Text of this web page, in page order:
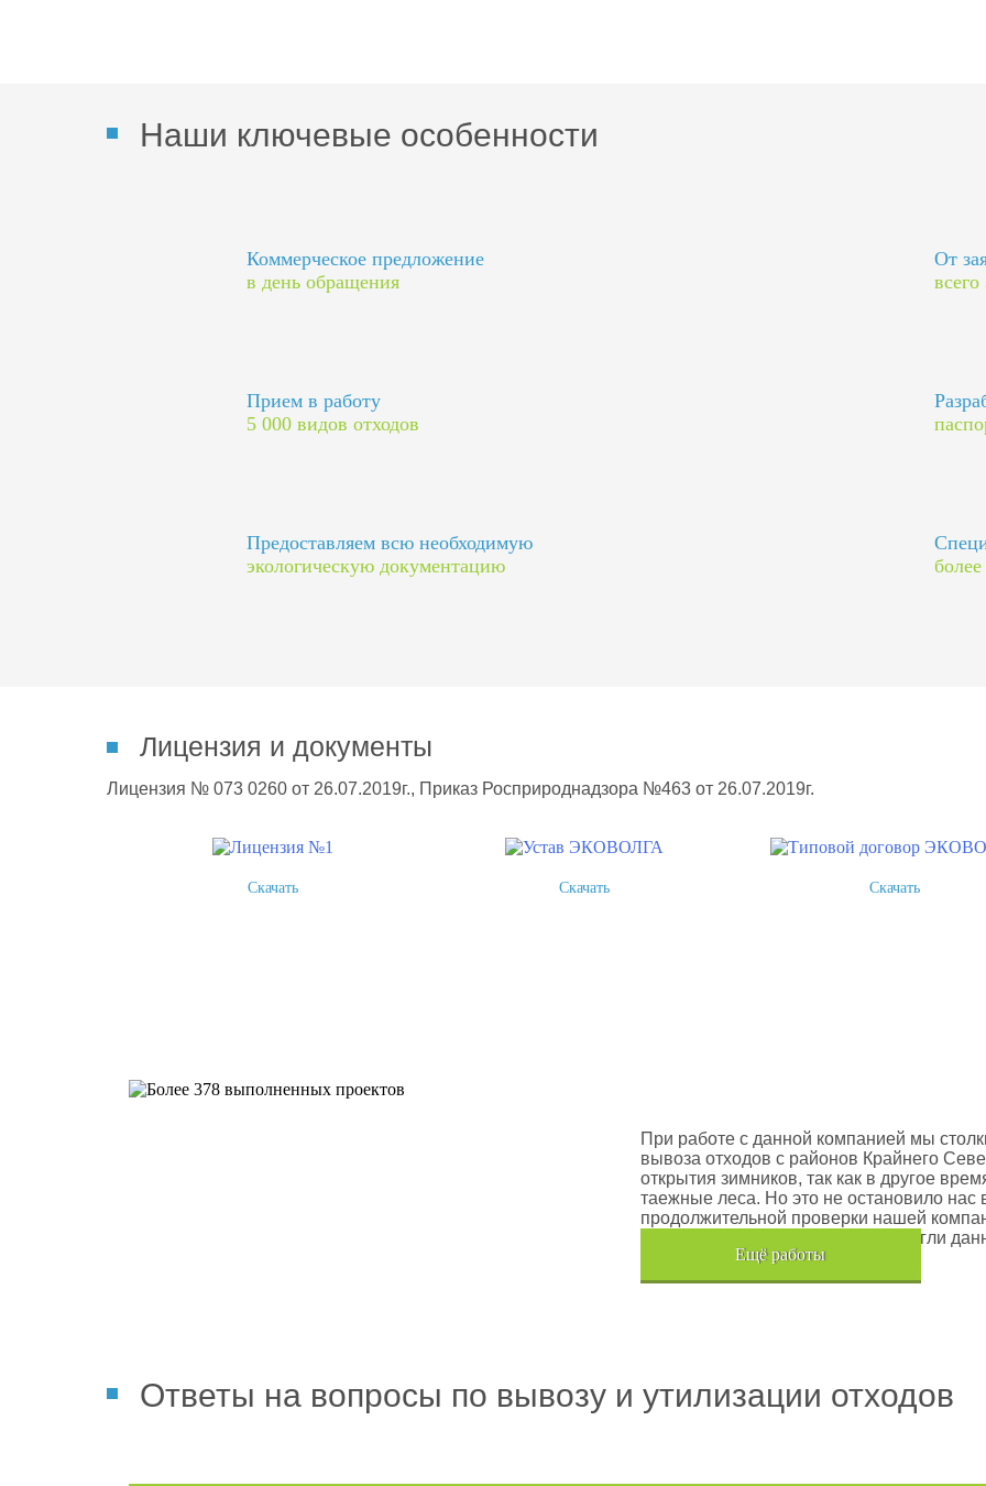
Наши ключевые особенности
Коммерческое предложение
в день обращения
От
Прием в работу
5 000 видов отходов
Предоставляем всю необходимую
экологическую документацию
Лицензия и документы
Лицензия № 073 0260 от 26.07.2019г., Приказ Росприроднадзора №463 от 26.07.2019г.
Скачать Скачать Скачать
При работе с данной компанией мы
вывоза отходов с районов Крайнего
открытия зимников, так как в другое
таежные леса. Но это не остановило
продолжительной проверки нашей
транспортного средства, мы помогли
Хочется также отметить, что…
Eщё работы
Ответы на вопросы по вывозу и утилизации отходов